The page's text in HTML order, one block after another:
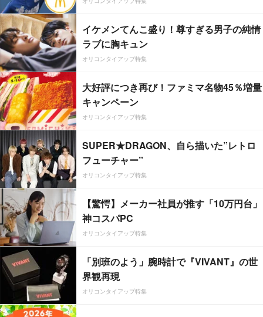
イケメンてんこ盛り！尊すぎる男子の純情
ラブに胸キュン
オリコンタイアップ特集
大好評につき再び！ファミマ名物45％増量
キャンペーン
オリコンタイアップ特集
SUPER★DRAGON、自ら描いた”レトロ
フューチャー”
オリコンタイアップ特集
【驚愕】メーカー社員が推す「10万円台」
神コスパPC
オリコンタイアップ特集
「別班のよう」腕時計で『VIVANT』の世
界観再現
オリコンタイアップ特集